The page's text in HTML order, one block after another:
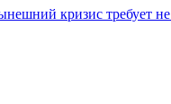
кризис требует не